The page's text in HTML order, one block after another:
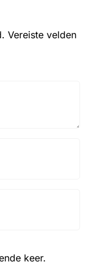
Vereiste velden
keer.